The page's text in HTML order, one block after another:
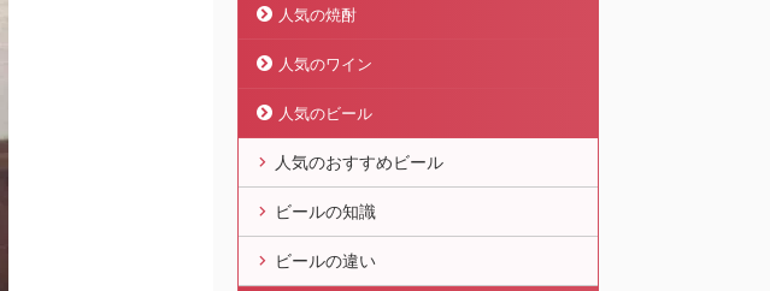
人気の焼酎
人気のワイン
人気のビール
人気のおすすめビール
ビールの知識
ビールの違い